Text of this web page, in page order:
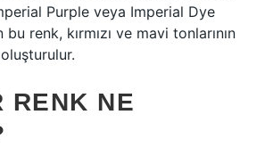
Purple veya Imperial Dye
renk, kırmızı ve mavi tonlarının
oluşturulur.
RENK NE